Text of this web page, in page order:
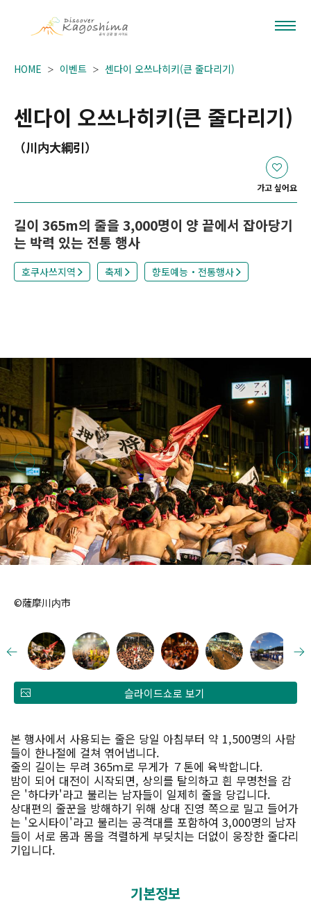
HOME 이벤트 센다이 오쓰나히키(큰 줄다리기)
센다이 오쓰나히키(큰 줄다리기)
（川内大綱引）
가고 싶어요
길이 365m의 줄을 3,000명이 양 끝에서 잡아당기
는 박력 있는 전통 행사
호쿠사쓰지역 축제 향토예능・전통행사
©薩摩川内市
슬라이드쇼로 보기
본 행사에서 사용되는 줄은 당일 아침부터 약 1,500명의 사람
들이 한나절에 걸쳐 엮어냅니다.
줄의 길이는 무려 365ｍ로 무게가 ７톤에 육박합니다.
밤이 되어 대전이 시작되면, 상의를 탈의하고 흰 무명천을 감
은 '하다카'라고 불리는 남자들이 일제히 줄을 당깁니다.
상대편의 줄꾼을 방해하기 위해 상대 진영 쪽으로 밀고 들어가
는 '오시타이'라고 불리는 공격대를 포함하여 3,000명의 남자
들이 서로 몸과 몸을 격렬하게 부딪치는 더없이 웅장한 줄다리
기입니다.
기본정보